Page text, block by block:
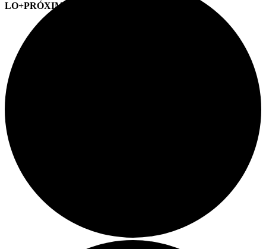
LO+PRÓXIMO (CITAS)